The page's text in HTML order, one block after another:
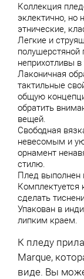
Коллекция
эклектично, но
этнические,
Легкие и
полушерстяной
неприхотливы в
Лаконичная
тактильные
общую
обратить
вещей.
Свободная
невесомым и
орнамент
стилю.
Плед выполнен
Комплектуется
сделать
Упакован в
липким краем.
К пледу
Marque,
виде. Вы